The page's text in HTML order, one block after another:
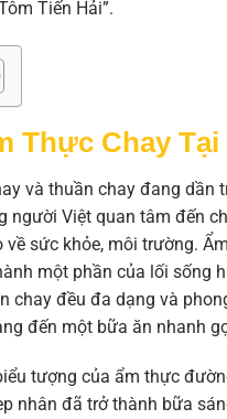
Tiến Hải”.
Thực Chay Tại
và thuần chay đang dần
người Việt quan tâm đến
sức khỏe, môi trường.
một phần của lối sống
chay đều đa dạng và
đến một bữa ăn nhanh
tượng của ẩm thực
nhân đã trở thành bữa